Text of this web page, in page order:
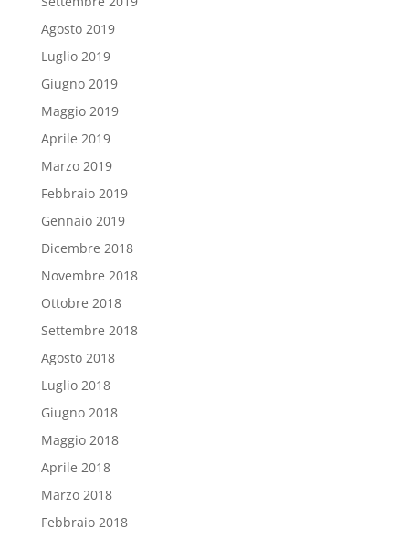
Agosto 2019
Luglio 2019
Giugno 2019
Maggio 2019
Aprile 2019
Marzo 2019
Febbraio 2019
Gennaio 2019
Dicembre 2018
Novembre 2018
Ottobre 2018
Settembre 2018
Agosto 2018
Luglio 2018
Giugno 2018
Maggio 2018
Aprile 2018
Marzo 2018
Febbraio 2018